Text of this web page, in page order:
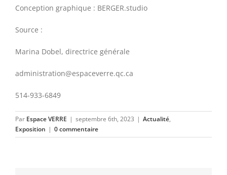
Conception graphique : BERGER.studio
Source :
Marina Dobel, directrice générale
administration@espaceverre.qc.ca
514-933-6849
Par Espace VERRE | septembre 6th, 2023 | Actualité,
Exposition | 0 commentaire